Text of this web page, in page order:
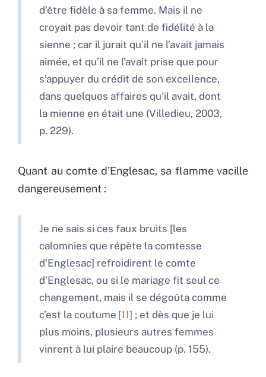
d’être fidèle à sa femme. Mais il ne
croyait pas devoir tant de fidélité à la
sienne ; car il jurait qu’il ne l’avait jamais
aimée, et qu’il ne l’avait prise que pour
s’appuyer du crédit de son excellence,
dans quelques affaires qu’il avait, dont
la mienne en était une (Villedieu, 2003,
p. 229).
Quant au comte d’Englesac, sa flamme vacille
dangereusement :
Je ne sais si ces faux bruits [les
calomnies que répète la comtesse
d’Englesac] refroidirent le comte
d’Englesac, ou si le mariage fit seul ce
changement, mais il se dégoûta comme
c’est la coutume 11 ; et dès que je lui
plus moins, plusieurs autres femmes
vinrent à lui plaire beaucoup (p. 155).